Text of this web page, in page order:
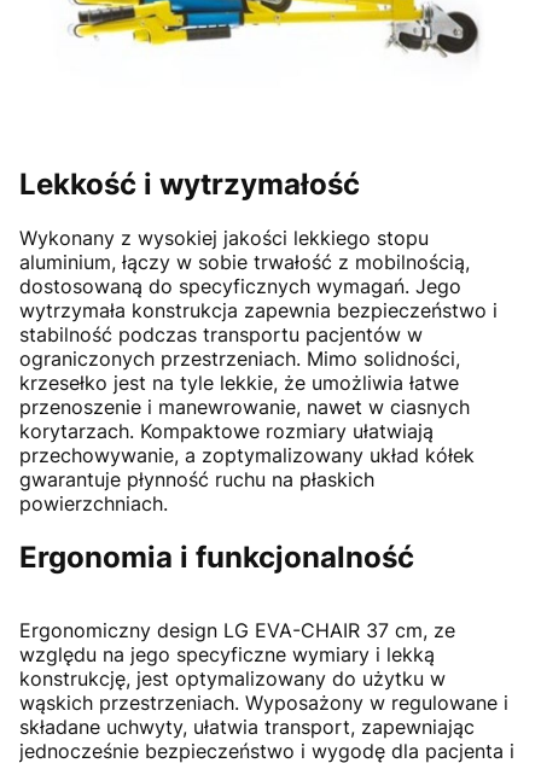
Lekkość i wytrzymałość
Wykonany z wysokiej jakości lekkiego stopu
aluminium, łączy w sobie trwałość z mobilnością,
dostosowaną do specyficznych wymagań. Jego
wytrzymała konstrukcja zapewnia bezpieczeństwo i
stabilność podczas transportu pacjentów w
ograniczonych przestrzeniach. Mimo solidności,
krzesełko jest na tyle lekkie, że umożliwia łatwe
przenoszenie i manewrowanie, nawet w ciasnych
korytarzach. Kompaktowe rozmiary ułatwiają
przechowywanie, a zoptymalizowany układ kółek
gwarantuje płynność ruchu na płaskich
powierzchniach.
Ergonomia i funkcjonalność
Ergonomiczny design LG EVA-CHAIR 37 cm, ze
względu na jego specyficzne wymiary i lekką
konstrukcję, jest optymalizowany do użytku w
wąskich przestrzeniach. Wyposażony w regulowane i
składane uchwyty, ułatwia transport, zapewniając
jednocześnie bezpieczeństwo i wygodę dla pacjenta i